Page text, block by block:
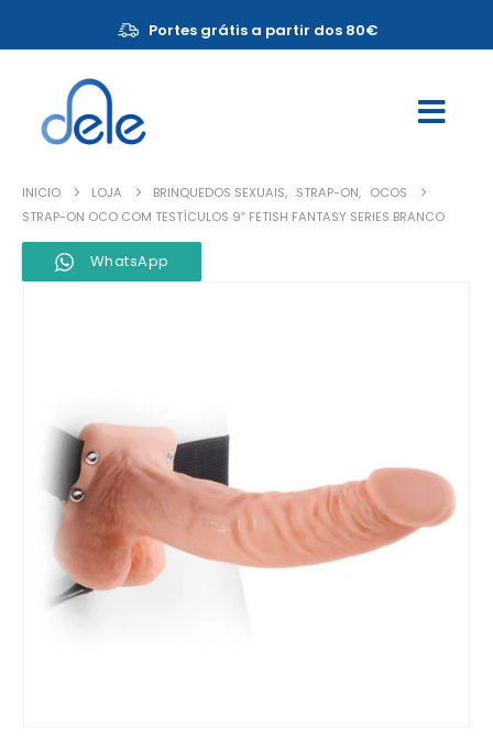
Portes grátis a partir dos 80€
INICIO LOJA BRINQUEDOS SEXUAIS, STRAP-ON, OCOS
STRAP-ON OCO COM TESTÍCULOS 9″ FETISH FANTASY SERIES BRANCO
WhatsApp